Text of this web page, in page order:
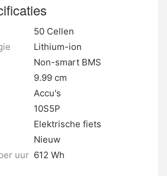
50 Cellen
Lithium-ion
Non-smart BMS
9.99 cm
Accu's
10S5P
Elektrische fiets
Nieuw
uur 612 Wh